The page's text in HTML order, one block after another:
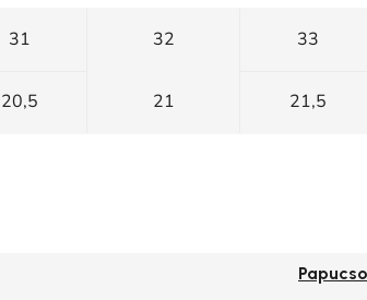
31 32 33
20,5 21 21,5